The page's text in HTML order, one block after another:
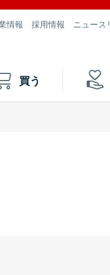
情報 採用情報 ニュース
買う